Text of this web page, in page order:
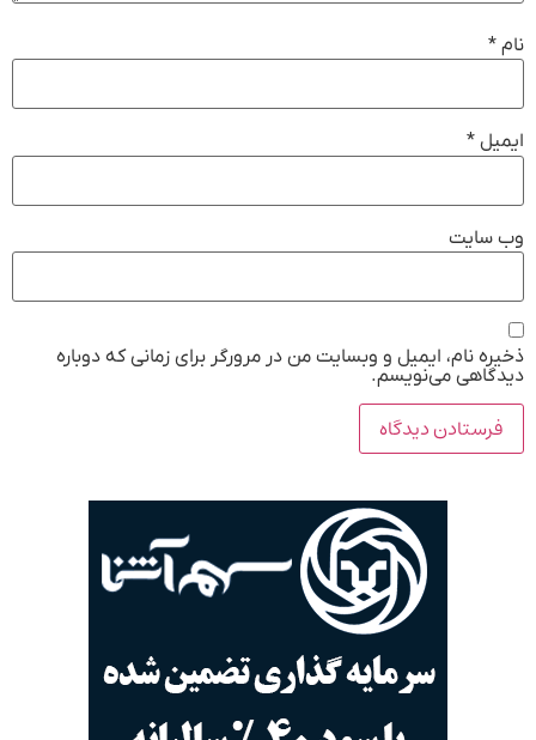
نام *
ایمیل *
وب‌ سایت
ذخیره نام، ایمیل و وبسایت من در مرورگر برای زمانی که دوباره
دیدگاهی می‌نویسم.